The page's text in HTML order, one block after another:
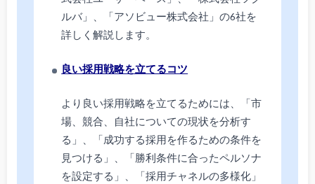
ルバ」、「アソビュー株式会社」の6社を
詳しく解説します。
良い採用戦略を立てるコツ
より良い採用戦略を立てるためには、「市
場、競合、自社についての現状を分析す
る」、「成功する採用を作るための条件を
見つける」、「勝利条件に合ったペルソナ
を設定する」、「採用チャネルの多様化」